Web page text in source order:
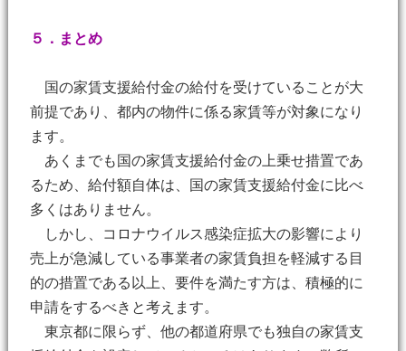
５．まとめ
国の家賃支援給付金の給付を受けていることが大
前提であり、都内の物件に係る家賃等が対象になり
ます。
あくまでも国の家賃支援給付金の上乗せ措置であ
るため、給付額自体は、国の家賃支援給付金に比べ
多くはありません。
しかし、コロナウイルス感染症拡大の影響により
売上が急減している事業者の家賃負担を軽減する目
的の措置である以上、要件を満たす方は、積極的に
申請をするべきと考えます。
東京都に限らず、他の都道府県でも独自の家賃支